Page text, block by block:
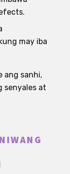
may iba
ang sanhi,
senyales at